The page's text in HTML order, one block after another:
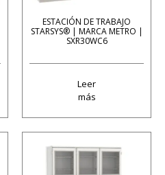
ESTACIÓN DE TRABAJO
STARSYS® | MARCA METRO |
SXR30WC6
Leer
más